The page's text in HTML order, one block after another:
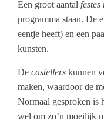
Een groot aantal
programma staan. De
eentje heeft) en een
kunsten.
De castellers kunnen
maken, waardoor de
Normaal gesproken is
wel om zo’n moeilijk